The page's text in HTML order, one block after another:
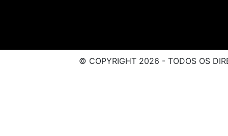
© COPYRIGHT 2026 - TODOS OS